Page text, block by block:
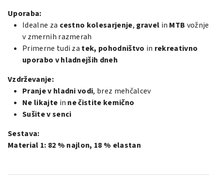
Uporaba:
Idealne za cestno kolesarjenje, gravel in MTB vožnje
v zmernih razmerah
Primerne tudi za tek, pohodništvo in rekreativno
uporabo v hladnejših dneh
Vzdrževanje:
Pranje v hladni vodi, brez mehčalcev
Ne likajte in ne čistite kemično
Sušite v senci
Sestava:
Material 1: 82 % najlon, 18 % elastan